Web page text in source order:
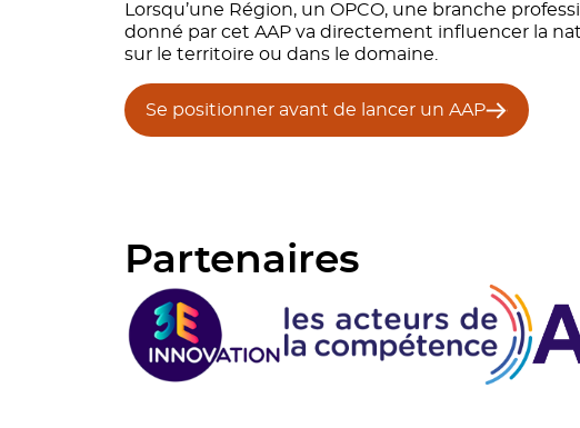
Lorsqu’une Région, un OPCO, une branche
donné par cet AAP va directement influencer la
sur le territoire ou dans le domaine.
Se positionner avant de lancer un AAP
Partenaires